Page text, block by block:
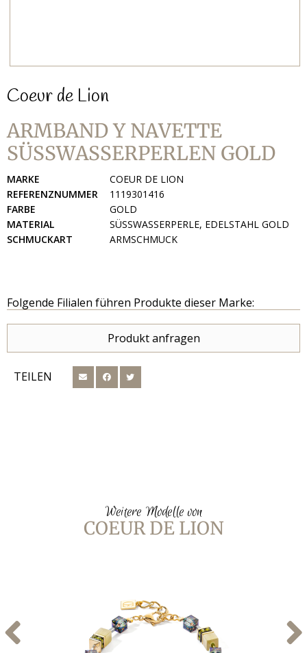
Coeur de Lion
ARMBAND Y NAVETTE
SÜSSWASSERPERLEN GOLD
MARKE
COEUR DE LION
REFERENZNUMMER
1119301416
FARBE
GOLD
MATERIAL
SÜSSWASSERPERLE, EDELSTAHL GOLD
SCHMUCKART
ARMSCHMUCK
Folgende Filialen führen Produkte dieser Marke:
Produkt anfragen
TEILEN
Weitere Modelle von
COEUR DE LION